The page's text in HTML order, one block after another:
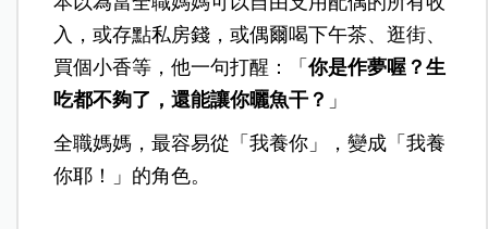
入，或存點私房錢，或偶爾喝下午茶、逛街、
買個小香等，他一句打醒：「你是作夢喔？生
吃都不夠了，還能讓你曬魚干？ 」
全職媽媽，最容易從「我養你」，變成「我養
你耶！」的角色。